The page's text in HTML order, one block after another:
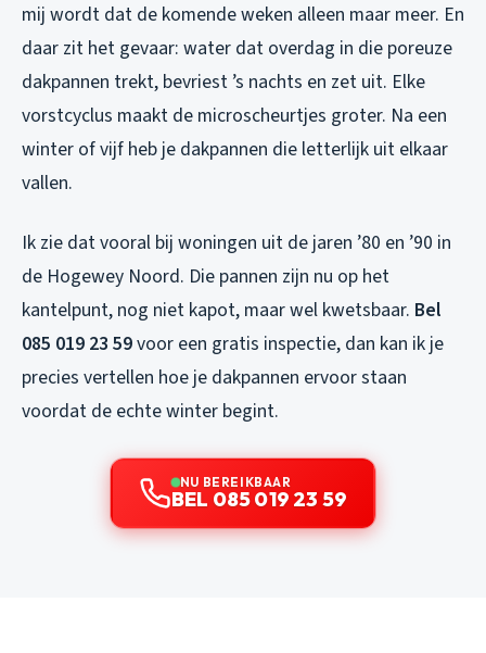
mij wordt dat de komende weken alleen maar meer. En
daar zit het gevaar: water dat overdag in die poreuze
dakpannen trekt, bevriest ’s nachts en zet uit. Elke
vorstcyclus maakt de microscheurtjes groter. Na een
winter of vijf heb je dakpannen die letterlijk uit elkaar
vallen.
Ik zie dat vooral bij woningen uit de jaren ’80 en ’90 in
de Hogewey Noord. Die pannen zijn nu op het
kantelpunt, nog niet kapot, maar wel kwetsbaar. Bel
085 019 23 59voor een gratis inspectie, dan kan ik je
precies vertellen hoe je dakpannen ervoor staan
voordat de echte winter begint.
NU BEREIKBAAR
BEL 085 019 23 59